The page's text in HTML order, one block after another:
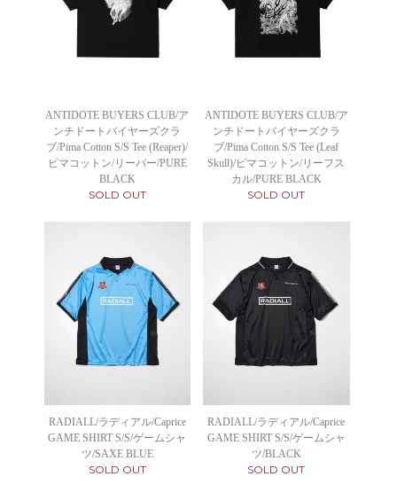
ANTIDOTE BUYERS CLUB/ア
ンチドートバイヤーズクラ
ブ/Pima Cotton S/S Tee (Reaper)/
ピマコットン/リーパー/PURE
BLACK
SOLD OUT
ANTIDOTE BUYERS CLUB/ア
ンチドートバイヤーズクラ
ブ/Pima Cotton S/S Tee (Leaf
Skull)/ピマコットン/リーフス
カル/PURE BLACK
SOLD OUT
RADIALL/ラディアル/Caprice
GAME SHIRT S/S/ゲームシャ
ツ/SAXE BLUE
SOLD OUT
RADIALL/ラディアル/Caprice
GAME SHIRT S/S/ゲームシャ
ツ/BLACK
SOLD OUT